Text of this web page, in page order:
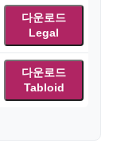
다운로드
Legal
다운로드
Tabloid